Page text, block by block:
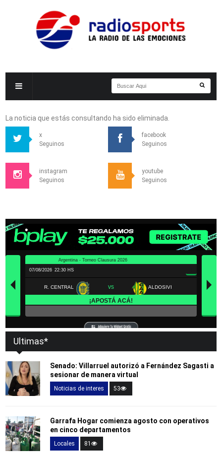
La noticia que estás consultando ha sido eliminada.
x
Seguinos
facebook
Seguinos
instagram
Seguinos
youtube
Seguinos
Ultimas*
Senado: Villarruel autorizó a Fernández Sagasti a
sesionar de manera virtual
Noticias de interes 53
Garrafa Hogar comienza agosto con operativos
en cinco departamentos
Locales 81